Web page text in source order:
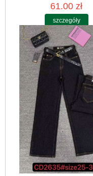
61.00 zł
szczegóły